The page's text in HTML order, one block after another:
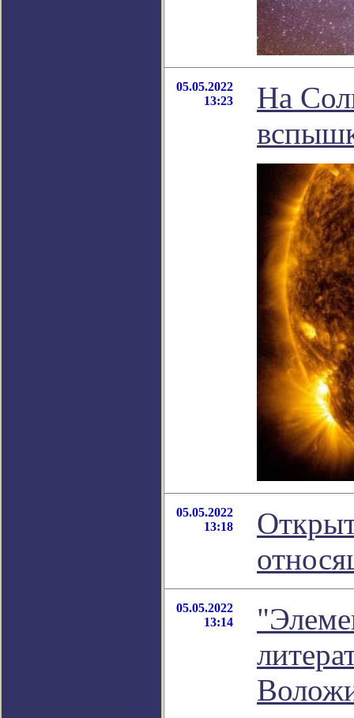
05.05.2022
13:23
На
05.05.2022
13:18
05.05.2022
13:14